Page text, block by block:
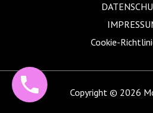
Cookie-
Copyright © 2026